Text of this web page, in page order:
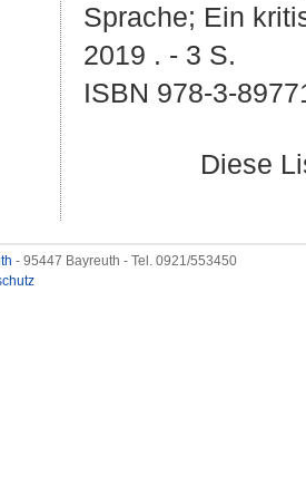
Sprache; Ein
2019 . - 3 S.
ISBN 978-3-
Diese
- 95447 Bayreuth - Tel. 0921/553450